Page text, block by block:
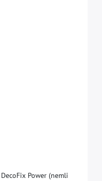
DecoFix Power (nemli